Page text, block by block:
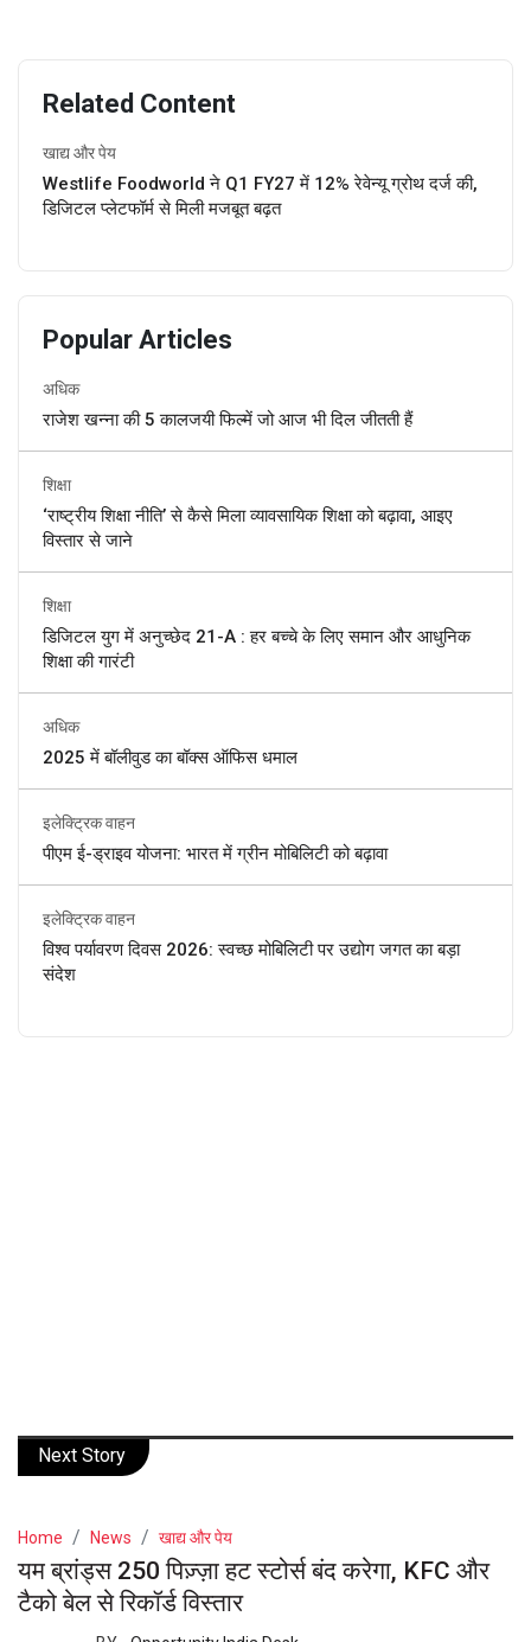
Related Content
खाद्य और पेय
Westlife Foodworld ने Q1 FY27 में 12% रेवेन्यू ग्रोथ दर्ज की,
डिजिटल प्लेटफॉर्म से मिली मजबूत बढ़त
Popular Articles
अधिक
राजेश खन्ना की 5 कालजयी फिल्में जो आज भी दिल जीतती हैं
शिक्षा
‘राष्ट्रीय शिक्षा नीति’ से कैसे मिला व्यावसायिक शिक्षा को बढ़ावा, आइए
विस्तार से जाने
शिक्षा
डिजिटल युग में अनुच्छेद 21-A : हर बच्चे के लिए समान और आधुनिक
शिक्षा की गारंटी
अधिक
2025 में बॉलीवुड का बॉक्स ऑफिस धमाल
इलेक्ट्रिक वाहन
पीएम ई-ड्राइव योजना: भारत में ग्रीन मोबिलिटी को बढ़ावा
इलेक्ट्रिक वाहन
विश्व पर्यावरण दिवस 2026: स्वच्छ मोबिलिटी पर उद्योग जगत का बड़ा
संदेश
Next Story
Home News खाद्य और पेय
यम ब्रांड्स 250 पिज़्ज़ा हट स्टोर्स बंद करेगा, KFC और
टैको बेल से रिकॉर्ड विस्तार